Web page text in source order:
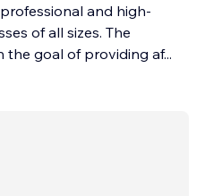
and high-
of all sizes. The
the goal of providing af...